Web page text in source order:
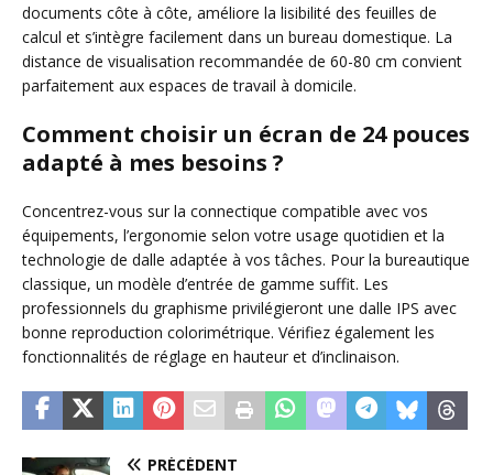
documents côte à côte, améliore la lisibilité des feuilles de
calcul et s’intègre facilement dans un bureau domestique. La
distance de visualisation recommandée de 60-80 cm convient
parfaitement aux espaces de travail à domicile.
Comment choisir un écran de 24 pouces
adapté à mes besoins ?
Concentrez-vous sur la connectique compatible avec vos
équipements, l’ergonomie selon votre usage quotidien et la
technologie de dalle adaptée à vos tâches. Pour la bureautique
classique, un modèle d’entrée de gamme suffit. Les
professionnels du graphisme privilégieront une dalle IPS avec
bonne reproduction colorimétrique. Vérifiez également les
fonctionnalités de réglage en hauteur et d’inclinaison.
PRÉCÉDENT